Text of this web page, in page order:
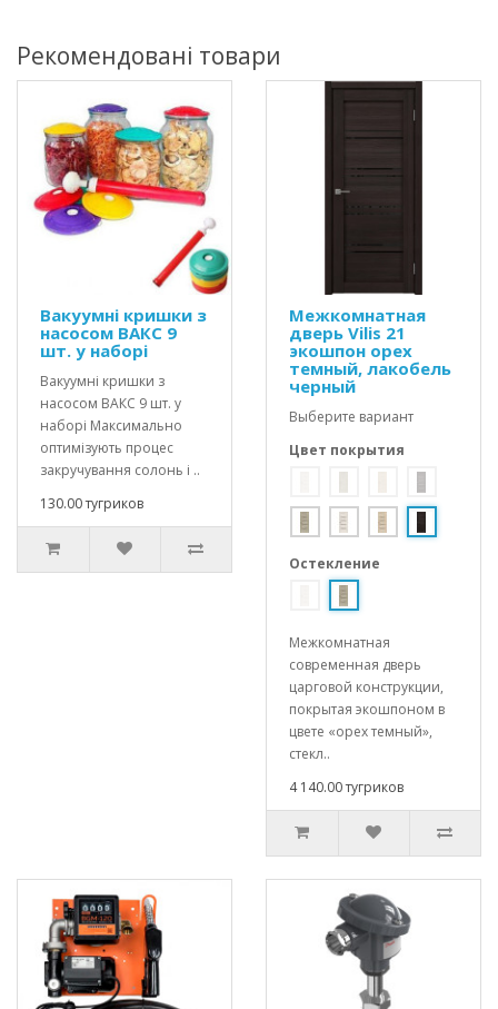
Рекомендовані товари
Вакуумні кришки з
насосом ВАКС 9
шт. у наборі
Вакуумні кришки з
насосом ВАКС 9 шт. у
наборі Максимально
оптимізують процес
закручування солонь і ..
130.00 тугриков
Межкомнатная
дверь Vilis 21
экошпон орех
темный, лакобель
черный
Выберите вариант
Цвет покрытия
Остекление
Межкомнатная
современная дверь
царговой конструкции,
покрытая экошпоном в
цвете «орех темный»,
стекл..
4 140.00 тугриков